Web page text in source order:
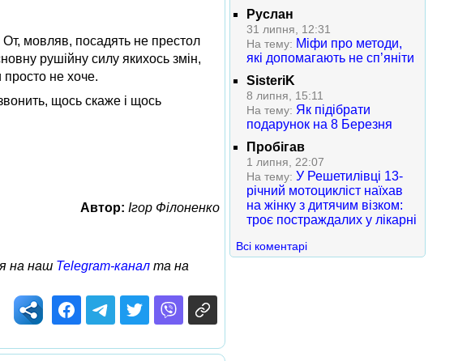
мовляв, посадять не престол
рушійну силу якихось змін,
не хоче.
щось скаже і щось
Автор: Ігор Філоненко
на наш Telegram-канал та на
Руслан
31 липня, 12:31
На тему: Міфи про методи,
які допомагають не сп’яніти
SisteriK
8 липня, 15:11
На тему: Як підібрати
подарунок на 8 Березня
Пробігав
1 липня, 22:07
На тему: У Решетилівці 13-
річний мотоцикліст наїхав
на жінку з дитячим візком:
троє постраждалих у лікарні
Всі коментарі